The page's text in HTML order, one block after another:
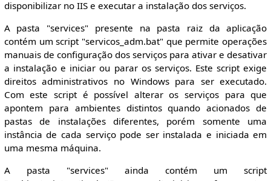
disponibilizar no IIS e executar a instalação dos serviços.
A pasta "services" presente na pasta raiz da aplicação
contém um script "servicos_adm.bat" que permite operações
manuais de configuração dos serviços para ativar e desativar
a instalação e iniciar ou parar os serviços. Este script exige
direitos administrativos no Windows para ser executado.
Com este script é possível alterar os serviços para que
apontem para ambientes distintos quando acionados de
pastas de instalações diferentes, porém somente uma
instância de cada serviço pode ser instalada e iniciada em
uma mesma máquina.
A pasta "services" ainda contém um script